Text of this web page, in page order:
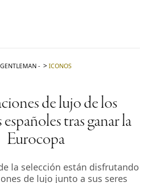
GENTLEMAN - ICONOS
de lujo de los
tras ganar la
Eurocopa
la selección están disfrutando
de lujo junto a sus seres